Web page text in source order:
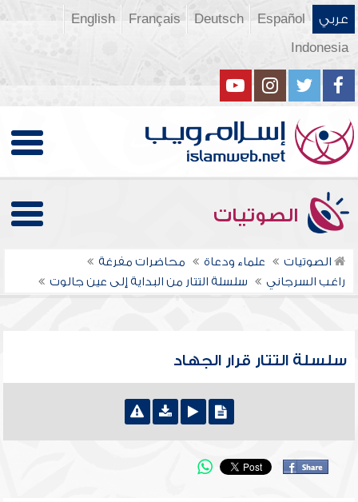
عربي Español
Deutsch
Français
English
Indonesia
الصوتيات
الصوتيات علماء ودعاة
محاضرات مفرغة
راغب السرجاني
سلسلة التتار من البداية إلى عين جالوت
سلسلة التتار قرار الجهاد